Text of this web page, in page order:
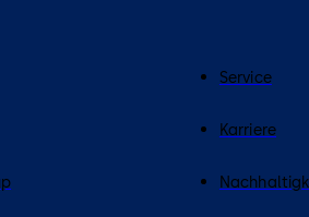
Service
Karriere